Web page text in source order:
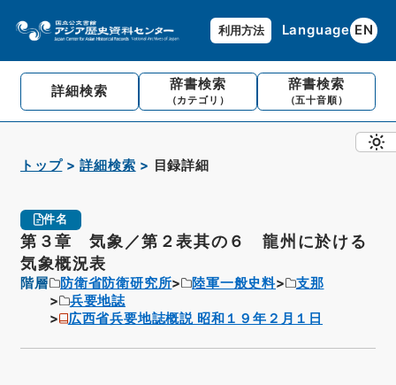
利用方法 Language EN
詳細検索 辞書検索
（カテゴリ）
辞書検索
（五十音順）
トップ 詳細検索 目録詳細
件名
第３章 気象／第２表其の６ 龍州に於ける
気象概況表
階層 防衛省防衛研究所 陸軍一般史料
支那
兵要地誌
広西省兵要地誌概説 昭和１９年２月１日